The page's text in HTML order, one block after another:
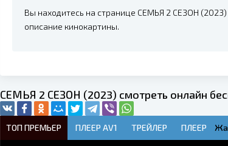
Вы находитесь на странице СЕМЬЯ 2 СЕЗОН (2023)
описание кинокартины.
СЕМЬЯ 2 СЕЗОН (2023) смотреть онлайн
ТОП ПРЕМЬЕР ПЛЕЕР AV1 ТРЕЙЛЕР ПЛЕЕР